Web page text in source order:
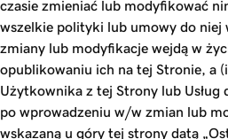
czasie zmieniać lub modyfikować
wszelkie polityki lub umowy do niej
zmiany lub modyfikacje wejdą w
opublikowaniu ich na tej Stronie, a
Użytkownika z tej Strony lub Usług
po wprowadzeniu w/w zmian lub
wskazaną u góry tej strony datą